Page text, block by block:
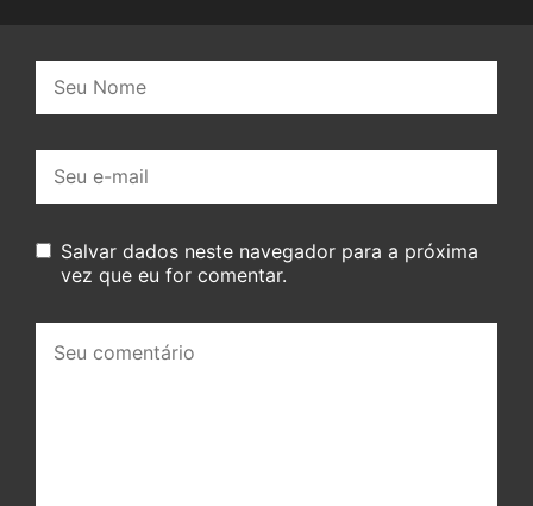
mail:
Salvar dados neste navegador para a próxima
vez que eu for comentar.
comentário: